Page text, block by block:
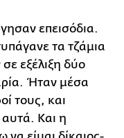
επεισόδια.
τα τζάμια
εξέλιξη δύο
Ήταν μέσα
τους, και
Και η